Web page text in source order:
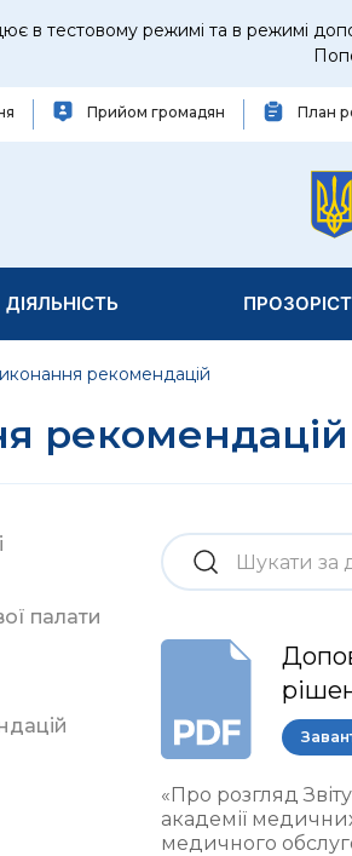
в тестовому режимі та в режимі
Прийом громадян План
ДІЯЛЬНІСТЬ
рекомендацій
рекомендацій
палати
«Про розгляд
академії
медичного